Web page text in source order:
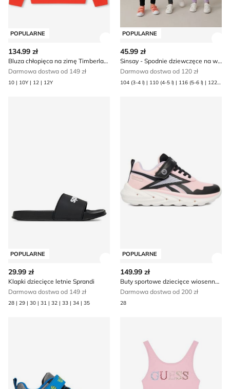
POPULARNE
134.99 zł
Bluza chłopięca na zimę Timberland
Darmowa dostwa od 149 zł
10 | 10Y | 12 | 12Y
POPULARNE
45.99 zł
Sinsay - Spodnie dziewczęce na wiosnę
Darmowa dostwa od 120 zł
104 (3-4 l) | 110 (4-5 l) | 116 (5-6 l) | 122 (6-7 l) | 128 (7-8 l) | 134 (8-9 l) | 140 (9-10 l) | 98 (2-3 l)
POPULARNE
29.99 zł
Klapki dziecięce letnie Sprandi
Darmowa dostwa od 149 zł
28 | 29 | 30 | 31 | 32 | 33 | 34 | 35
POPULARNE
149.99 zł
Buty sportowe dziecięce wiosenne Reebok
Darmowa dostwa od 200 zł
28